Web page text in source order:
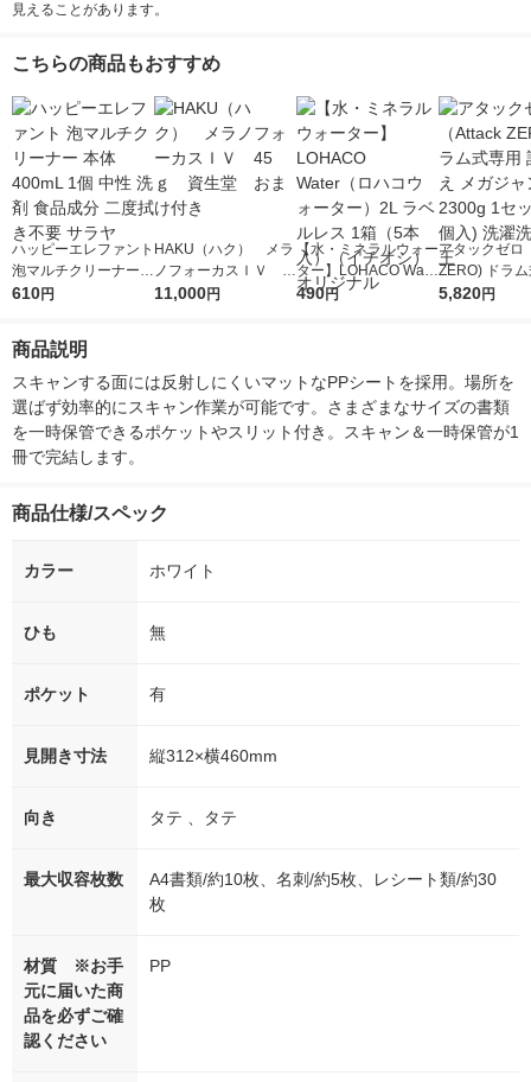
見えることがあります。
こちらの商品もおすすめ
ハッピーエレファント
泡マルチクリーナー
本体 400mL 1個 中性
610円
HAKU（ハク） メラ
ノフォーカスＩＶ 4
5ｇ 資生堂 おまけ
11,000円
【水・ミネラルウォー
ター】LOHACO Wate
r（ロハコウォータ
490円
アタックゼロ
ZERO) ドラ
詰め替え メガ
5,820円
商品説明
スキャンする面には反射しにくいマットなPPシートを採用。場所を
選ばず効率的にスキャン作業が可能です。さまざまなサイズの書類
を一時保管できるポケットやスリット付き。スキャン＆一時保管が1
冊で完結します。
商品仕様/スペック
カラー ホワイト
ひも 無
ポケット 有
見開き寸法 縦312×横460mm
向き タテ 、タテ
最大収容枚数
A4書類/約10枚、名刺/約5枚、レシート類/約30
枚
材質 ※お手
元に届いた商
品を必ずご確
認ください
PP